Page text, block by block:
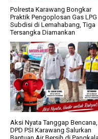
Polresta Karawang Bongkar
Praktik Pengoplosan Gas LPG
Subdisi di Lemahabang, Tiga
Tersangka Diamankan
Aksi Nyata Tanggap Bencana,
DPD PSI Karawang Salurkan